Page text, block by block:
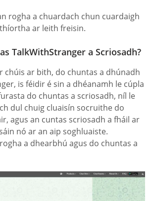
rogha a chuardach chun cuardaigh
ar leith freisin.
TalkWithStranger a Scriosadh?
chúis ar bith, do chuntas a dhúnadh
is féidir é sin a dhéanamh le cúpla
do chuntas a scriosadh, níl le
dul chuig cluaisín socruithe do
agus an cuntas scriosadh a fháil ar
nó ar an aip soghluaiste.
a dhearbhú agus do chuntas a